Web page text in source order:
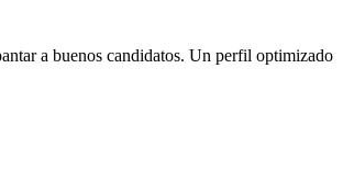
a buenos candidatos. Un perfil optimizado